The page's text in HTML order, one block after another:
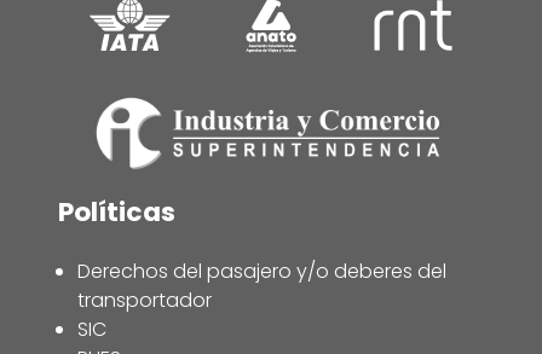
Políticas
Derechos del pasajero y/o deberes del
transportador
SIC